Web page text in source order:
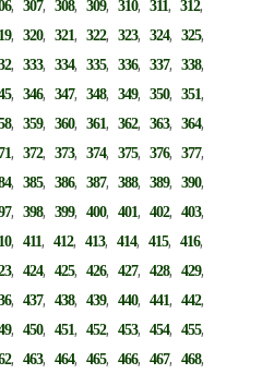
,307,308,309,310,311,312,
,320,321,322,323,324,325,
,333,334,335,336,337,338,
,346,347,348,349,350,351,
,359,360,361,362,363,364,
,372,373,374,375,376,377,
,385,386,387,388,389,390,
,398,399,400,401,402,403,
,411,412,413,414,415,416,
,424,425,426,427,428,429,
,437,438,439,440,441,442,
,450,451,452,453,454,455,
,463,464,465,466,467,468,